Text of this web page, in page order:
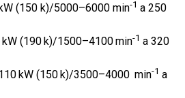
(150 k)/5000–6000 min-1 a 250
kW (190 k)/1500–4100 min-1 a 320
kW (150 k)/3500–4000 min-1 a